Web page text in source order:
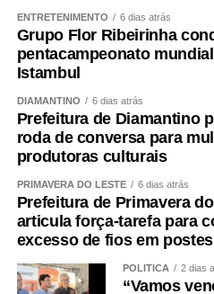
ENTRETENIMENTO 6 dias atrás
Grupo Flor Ribeirinha
pentacampeonato
Istambul
DIAMANTINO 6 dias atrás
Prefeitura de Diamantino
roda de conversa para
produtoras culturais
PRIMAVERA DO LESTE 6 dias atrás
Prefeitura de Primavera
articula força-tarefa para
excesso de fios em postes
POLÍTICA 2 dias
“Vamos